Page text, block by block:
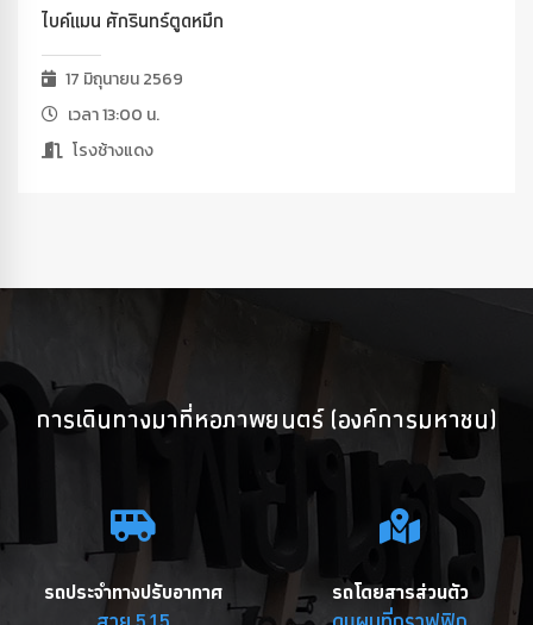
ไบค์แมน ศักรินทร์ตูดหมึก
17 มิถุนายน 2569
เวลา 13:00 น.
โรงช้างแดง
การเดินทางมาที่หอภาพยนตร์ (องค์การมหาชน)
รถประจำทางปรับอากาศ รถโดยสารส่วนตัว